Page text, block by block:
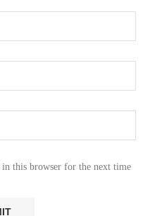
in this browser for the next time